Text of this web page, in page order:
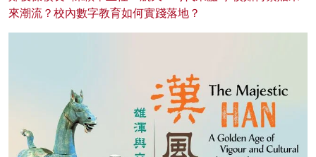
來潮流？校內數字教育如何實踐落地？